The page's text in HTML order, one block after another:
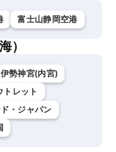
富士山静岡空港
）
伊勢神宮(内宮)
トレット
・ジャパン